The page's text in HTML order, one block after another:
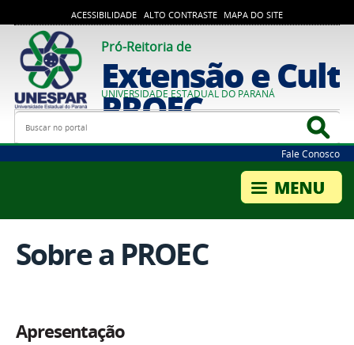
ACESSIBILIDADE ALTO CONTRASTE MAPA DO SITE
Pró-Reitoria de
Extensão e
PROEC
UNIVERSIDADE ESTADUAL DO PARANÁ
Busca
Fale Conosco
Sobre a PROEC
Apresentação